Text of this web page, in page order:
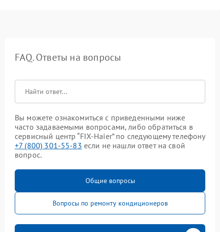
FAQ. Ответы на вопросы
Вы можете ознакомиться с приведенными ниже
часто задаваемыми вопросами, либо обратиться в
сервисный центр “FIX-Haier” по следующему телефону
+7 (800) 301-55-83 если не нашли ответ на свой
вопрос.
Общие вопросы
Вопросы по ремонту кондиционеров